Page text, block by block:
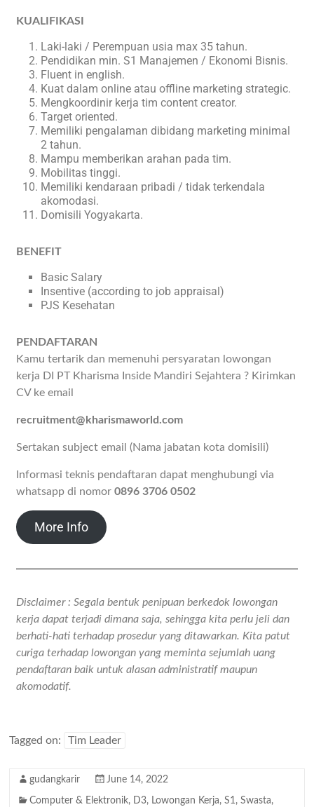
KUALIFIKASI
Laki-laki / Perempuan usia max 35 tahun.
Pendidikan min. S1 Manajemen / Ekonomi Bisnis.
Fluent in english.
Kuat dalam online atau offline marketing strategic.
Mengkoordinir kerja tim content creator.
Target oriented.
Memiliki pengalaman dibidang marketing minimal
2 tahun.
Mampu memberikan arahan pada tim.
Mobilitas tinggi.
Memiliki kendaraan pribadi / tidak terkendala
akomodasi.
Domisili Yogyakarta.
BENEFIT
Basic Salary
Insentive (according to job appraisal)
PJS Kesehatan
PENDAFTARAN
Kamu tertarik dan memenuhi persyaratan lowongan
kerja DI PT Kharisma Inside Mandiri Sejahtera ? Kirimkan
CV ke email
recruitment@kharismaworld.com
Sertakan subject email (Nama jabatan kota domisili)
Informasi teknis pendaftaran dapat menghubungi via
whatsapp di nomor0896 3706 0502
More Info
Disclaimer : Segala bentuk penipuan berkedok lowongan
kerja dapat terjadi dimana saja, sehingga kita perlu jeli dan
berhati-hati terhadap prosedur yang ditawarkan. Kita patut
curiga terhadap lowongan yang meminta sejumlah uang
pendaftaran baik untuk alasan administratif maupun
akomodatif.
Tagged on: Tim Leader
gudangkarir June 14, 2022
Computer & Elektronik, D3, Lowongan Kerja,S1,Swasta,